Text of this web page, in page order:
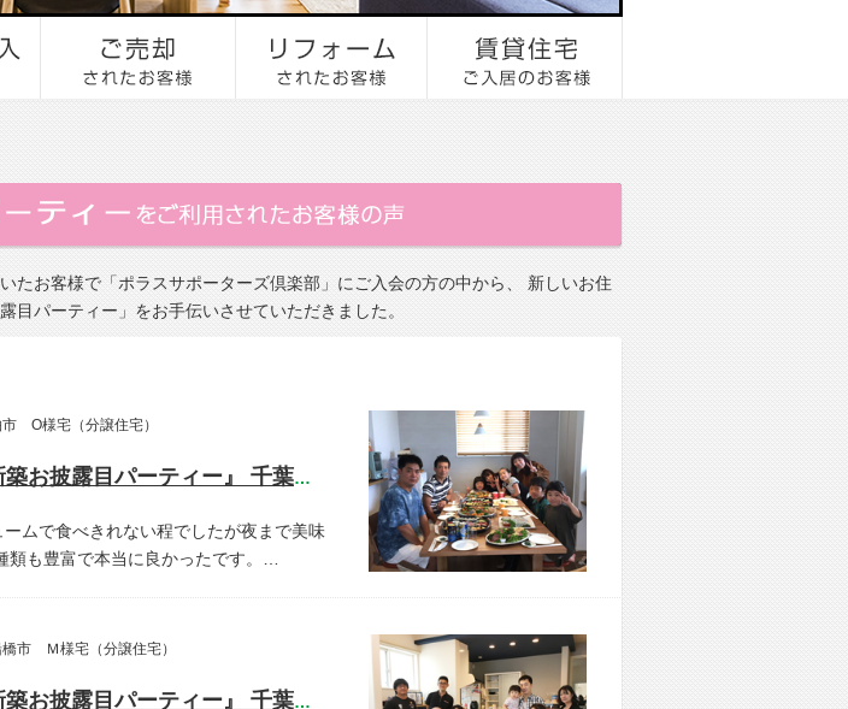
たお客様で「ポラスサポーターズ倶楽部」にご入会の方の中から、 新しいお住
目パーティー」をお手伝いさせていただきました。
O様宅（分譲住宅）
開催しました! 『新築お披露目パーティー』 千葉県柏市 O様宅
ムで食べきれない程でしたが夜まで美味
類も豊富で本当に良かったです。…
市 Ｍ様宅（分譲住宅）
開催しました! 『新築お披露目パーティー』 千葉県船橋市 M様宅